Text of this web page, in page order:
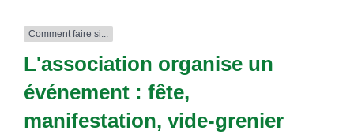
Comment faire si...
L'association organise un
événement : fête,
manifestation, vide-grenier